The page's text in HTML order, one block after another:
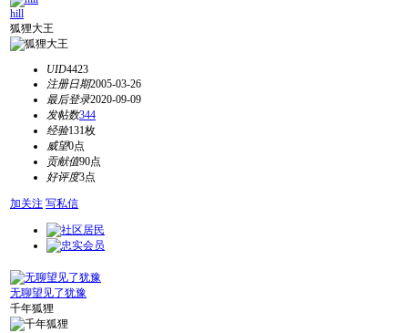
hill
狐狸大王
UID4423
注册日期2005-03-26
最后登录2020-09-09
发帖数344
经验131枚
威望0点
贡献值90点
好评度3点
加关注 写私信
无聊望见了犹豫
千年狐狸